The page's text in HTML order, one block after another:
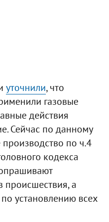
уточнили, что
газовые
действия
Сейчас по данному
производство по ч.4
кодекса
происшествия, а
установлению всех